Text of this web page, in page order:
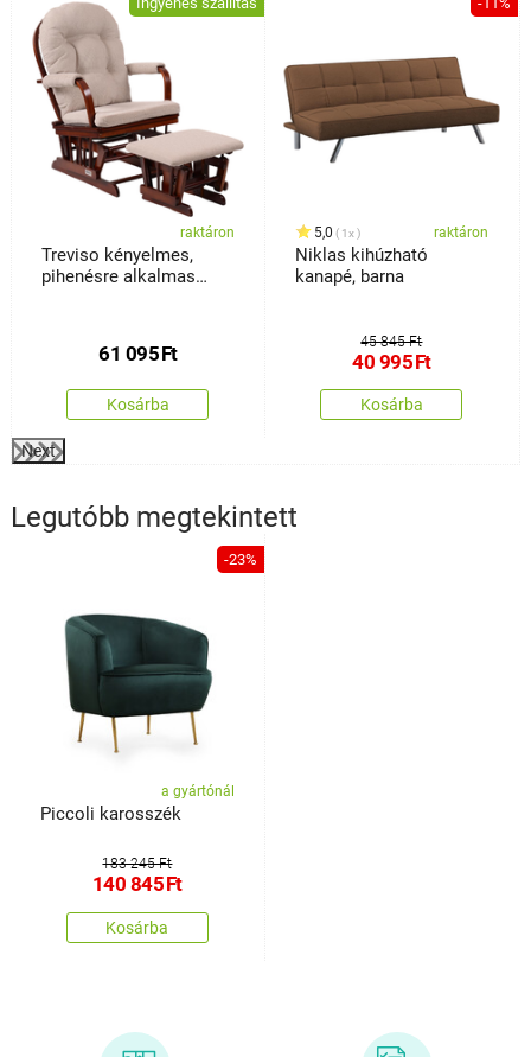
raktáron
Treviso kényelmes,
pihenésre alkalmas
61 095Ft
Kosárba
5,0 1x raktáron
Niklas kihúzható
kanapé, barna
45 845 Ft
40 995Ft
Kosárba
Next
Legutóbb megtekintett
-23%
a gyártónál
Piccoli karosszék
183 245 Ft
140 845Ft
Kosárba